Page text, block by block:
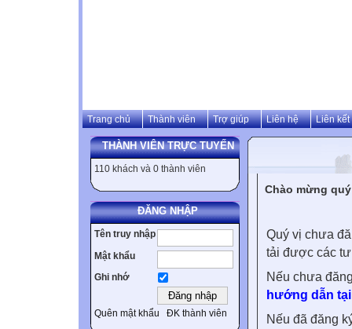
Trang chủ Thành viên Trợ giúp Liên hệ Liên kết
THÀNH VIÊN TRỰC TUYẾN
110 khách và 0 thành viên
ĐĂNG NHẬP
Tên truy nhập
Mật khẩu
Ghi nhớ
Quên mật khẩu ĐK thành viên
Chào mừng
Quý vị chưa
tải được các
Nếu chưa
hướng dẫn
Nếu đã đăng